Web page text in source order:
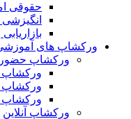
حقوقی
ورکشاپ های
ورکشاپ
ورکشاپ آنلاین